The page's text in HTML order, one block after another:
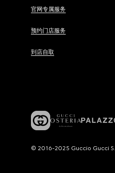
官网专属服务
预约门店服务
到店自取
© 2016-2025 Guccio Gucci